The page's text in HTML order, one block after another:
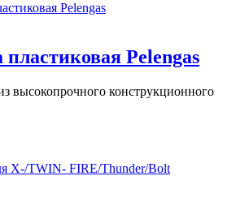
Pelengas
высокопрочного конструкционного